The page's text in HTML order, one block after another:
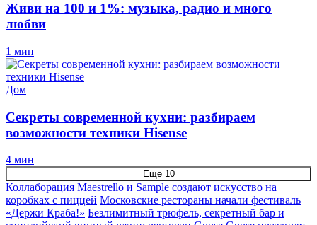
Живи на 100 и 1%: музыка, радио и много
любви
1 мин
Дом
Секреты современной кухни: разбираем
возможности техники Hisense
4 мин
Еще 10
Коллаборация Maestrello и Sample создают искусство на
коробках с пиццей Московские рестораны начали фестиваль
«Держи Краба!» Безлимитный трюфель, секретный бар и